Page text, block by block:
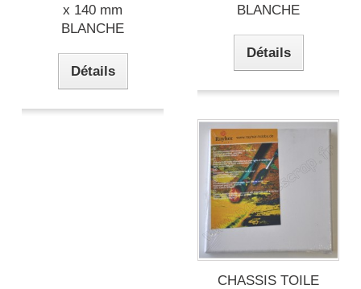
x 140 mm
BLANCHE
Détails
BLANCHE
Détails
CHASSIS TOILE